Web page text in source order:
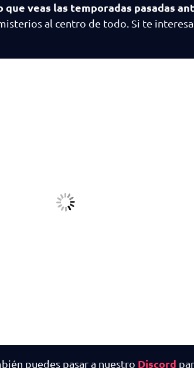
que veas las temporadas pasadas
al centro de todo. Si te
puedes pasar a nuestro Discord